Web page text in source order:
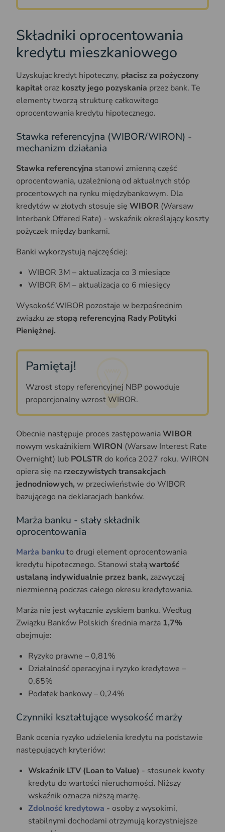
Składniki oprocentowania
kredytu mieszkaniowego
Uzyskując kredyt hipoteczny, płacisz za pożyczony
kapitałoraz koszty jego pozyskania przez bank. Te
elementy tworzą strukturę całkowitego
oprocentowania kredytu hipotecznego.
Stawka referencyjna (WIBOR/WIRON) -
mechanizm działania
Stawka referencyjna stanowi zmienną część
oprocentowania, uzależnioną od aktualnych stóp
procentowych na rynku międzybankowym. Dla
kredytów w złotych stosuje się WIBOR (Warsaw
Interbank Offered Rate) - wskaźnik określający koszty
pożyczek między bankami.
Banki wykorzystują najczęściej:
WIBOR 3M – aktualizacja co 3 miesiące
WIBOR 6M – aktualizacja co 6 miesięcy
Wysokość WIBOR pozostaje w bezpośrednim
związku ze stopą referencyjną Rady Polityki
Pieniężnej.
Pamiętaj!
Wzrost stopy referencyjnej NBP powoduje
proporcjonalny wzrost WIBOR.
Obecnie następuje proces zastępowaniaWIBOR
nowym wskaźnikiem WIRON (Warsaw Interest Rate
Overnight) lub POLSTRdo końca 2027 roku. WIRON
opiera się na rzeczywistych transakcjach
jednodniowych, w przeciwieństwie do WIBOR
bazującego na deklaracjach banków.
Marża banku - stały składnik
oprocentowania
Marża banku to drugi element oprocentowania
kredytu hipotecznego. Stanowi stałąwartość
ustalaną indywidualnie przez bank, zazwyczaj
niezmienną podczas całego okresu kredytowania.
Marża nie jest wyłącznie zyskiem banku. Według
Związku Banków Polskich średnia marża 1,7%
obejmuje:
Ryzyko prawne – 0,81%
Działalność operacyjna i ryzyko kredytowe –
0,65%
Podatek bankowy – 0,24%
Czynniki kształtujące wysokość marży
Bank ocenia ryzyko udzielenia kredytu na podstawie
następujących kryteriów:
Wskaźnik LTV (Loan to Value) - stosunek kwoty
kredytu do wartości nieruchomości. Niższy
wskaźnik oznacza niższą marżę.
Zdolność kredytowa - osoby z wysokimi,
stabilnymi dochodami otrzymują korzystniejsze